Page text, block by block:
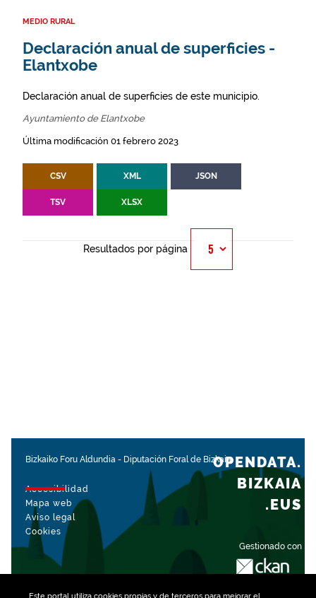
MEDIO RURAL
Declaración anual de superficies -
Elantxobe
Declaración anual de superficies de este municipio.
Ayuntamiento de Elantxobe
Última modificación 01 febrero 2023
CSV XML JSON
TSV XLSX
Resultados por página
Bizkaiko Foru Aldundia - Diputación Foral de Bizkaia
Accesibilidad
Mapa web
Aviso legal
Cookies
Gestionado con
OPENDATA.
BIZKAIA
.EUS